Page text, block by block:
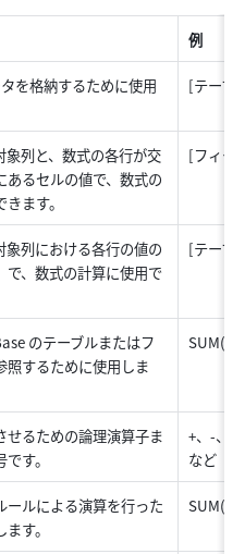
例
を格納するために使用
[テーブ
象列と、数式の各行が交
あるセルの値で、数式の
ます。
[フィー
象列における各行の値の
で、数式の計算に使用で
[テーブ
のテーブルまたはフ
照するために使用しま
SUM([
せるための論理演算子ま
す。
+、-、&
など
ールによる演算を行った
す。
SUM(2,